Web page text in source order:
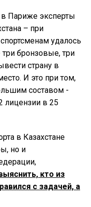
Париже эксперты
– при
удалось
бронзовые, три
страну в
И это при том,
составом -
лицензии в 25
в Казахстане
но и
кто из
с задачей, а